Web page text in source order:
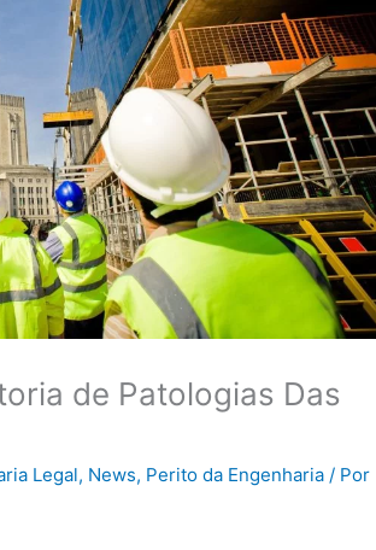
de Patologias Das
Legal, News, Perito da Engenharia / Por